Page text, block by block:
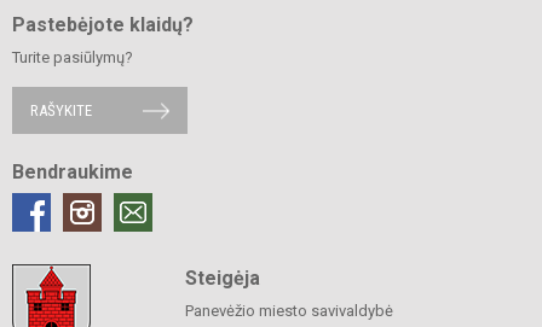
Pastebėjote klaidų?
Turite pasiūlymų?
RAŠYKITE
Bendraukime
Steigėja
Panevėžio miesto savivaldybė